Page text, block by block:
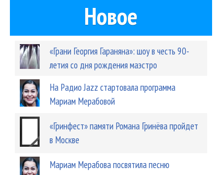
Новое
«Грани Георгия Гараняна»: шоу в честь 90-
летия со дня рождения маэстро
На Радио Jazz стартовала программа
Мариам Мерабовой
«Гринфест» памяти Романа Гринёва пройдет
в Москве
Мариам Мерабова посвятила песню